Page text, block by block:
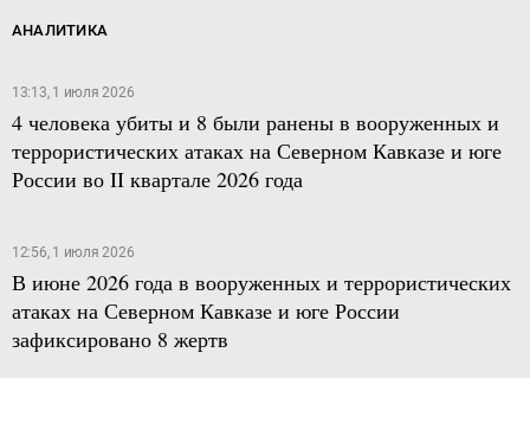
АНАЛИТИКА
13:13, 1 июля 2026
4 человека убиты и 8 были ранены в вооруженных и
террористических атаках на Северном Кавказе и юге
России во II квартале 2026 года
12:56, 1 июля 2026
В июне 2026 года в вооруженных и террористических
атаках на Северном Кавказе и юге России
зафиксировано 8 жертв